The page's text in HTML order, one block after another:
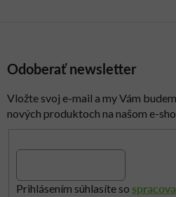
Odoberať newsletter
Vložte svoj e-mail a my Vám
nových produktoch na našom e-
Prihlásením súhlasíte so